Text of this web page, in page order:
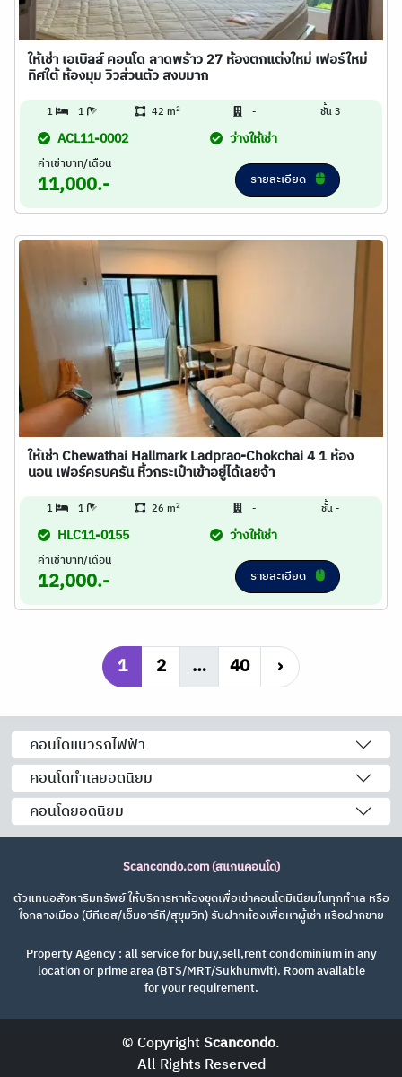
ให้เช่า เอเบิลส์ คอนโด ลาดพร้าว 27 ห้องตกแต่งใหม่ เฟอร์ใหม่
ทิศใต้ ห้องมุม วิวส่วนตัว สงบมาก
1 1 42 m2 - ชั้น 3
ACL11-0002 ว่างให้เช่า
ค่าเช่าบาท/เดือน
11,000.- รายละเอียด
ให้เช่า Chewathai Hallmark Ladprao-Chokchai 4 1 ห้อง
นอน เฟอร์ครบครัน หิ้วกระเป๋าเข้าอยู่ได้เลยจ้า
1 1 26 m2 - ชั้น -
HLC11-0155 ว่างให้เช่า
ค่าเช่าบาท/เดือน
12,000.- รายละเอียด
1 2 … 40 ›
คอนโดแนวรถไฟฟ้า
คอนโดทำเลยอดนิยม
คอนโดยอดนิยม
Scancondo.com (สแกนคอนโด)
ตัวแทนอสังหาริมทรัพย์ ให้บริการหาห้องชุดเพื่อเช่าคอนโดมิเนียมในทุกทำเล หรือ
ใจกลางเมือง (บีทีเอส/เอ็มอาร์ที/สุขุมวิท) รับฝากห้องเพื่อหาผู้เช่า หรือฝากขาย
Property Agency : all service for buy,sell,rent condominium in any
location or prime area (BTS/MRT/Sukhumvit). Room available
for your requirement.
© CopyrightScancondo.
All Rights Reserved